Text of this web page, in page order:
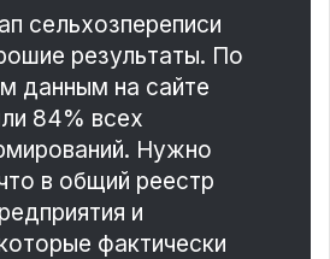
сельхозпереписи
результаты. По
данным на сайте
84% всех
Нужно
в общий реестр
и
фактически